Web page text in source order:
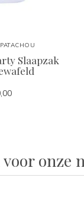
Slaapzak
onze